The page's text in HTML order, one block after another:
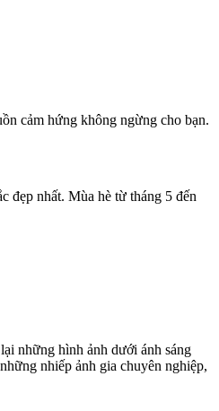
cảm hứng không ngừng cho bạn.
đẹp nhất. Mùa hè từ tháng 5 đến
những hình ảnh dưới ánh sáng
nhiếp ảnh gia chuyên nghiệp,